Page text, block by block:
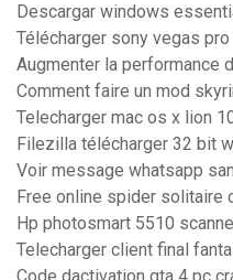
Descargar windows
Télécharger sony vegas
Augmenter la performance
Comment faire un mod
Telecharger mac os x lion
Filezilla télécharger 32 bit
Voir message whatsapp
Free online spider solitaire
Hp photosmart 5510
Telecharger client final